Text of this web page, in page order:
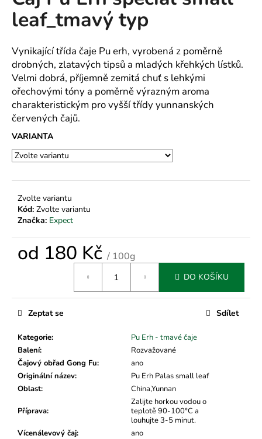
0,0
z
hvězdiček.
leaf_tmavý typ
Vynikající třída čaje Pu erh, vyrobená z poměrně
drobných, zlatavých tipsů a mladých křehkých lístků.
Velmi dobrá, příjemně zemitá chuť s lehkými
ořechovými tóny a poměrně výrazným aroma
charakteristickým pro vyšší třídy yunnanských
červených čajů.
VARIANTA
Zvolte variantu
Kód: Zvolte variantu
Značka: Expect
od 180 Kč / 100g
DO KOŠÍKU
Kategorie:
Pu Erh - tmavé čaje
Balení:
Rozvažované
Čajový obřad Gong Fu:
ano
Originální název:
Pu Erh Palas small leaf
Oblast: China,Yunnan
Příprava:
Zalijte horkou vodou o
teplotě 90-100°C a
louhujte 3-5 minut.
Vícenálevový čaj:
ano
Zeptat se Sdílet
a
j
í
t
?
D
o
p
o
r
u
e
m